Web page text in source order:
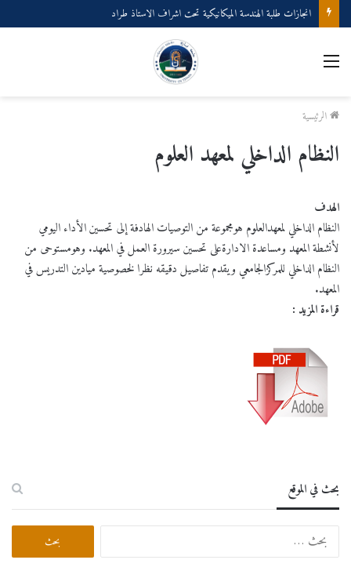
انجازات طلبة الهندسة الميكانيكية تحت اشراف الاستاذ طراد
القائمة
الرئيسية
النظام الداخلي لمعهد العلوم
الهدف
النظام الداخلي لمعهدالعلوم هومجموعة من التوصيات الهادفة إلى تحسين الأداء اليومي
لأنشطة المعهد ومساعدة الادارةعلى تحسين سيرورة العمل في المعهد. وهومستوحى من
النظام الداخلي للمركزالجامعي ويقدم تفاصيل دقيقه نظرا لخصوصية ميادين التدريس في
المعهد.
قراءة المزيد :
بحث في الموقع
البحث